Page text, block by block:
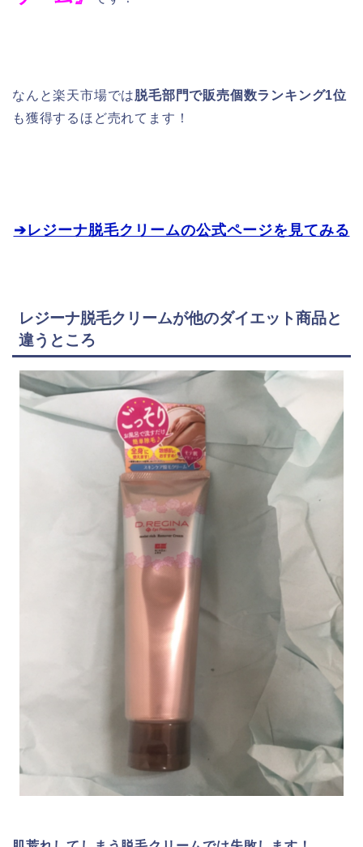
なんと楽天市場では脱毛部門で販売個数ランキング1位
も獲得するほど売れてます！
➔レジーナ脱毛クリームの公式ページを見てみる
レジーナ脱毛クリームが他のダイエット商品と
違うところ